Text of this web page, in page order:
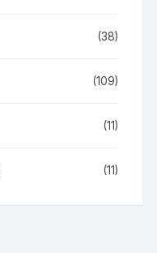
(38)
(109)
(11)
(11)